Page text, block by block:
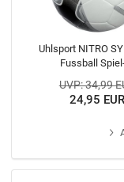
Uhlsport NITRO
Fussball
UVP: 34,99
24,95 EUR